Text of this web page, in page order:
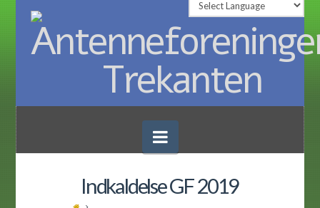
Navigation
Indkaldelse GF 2019